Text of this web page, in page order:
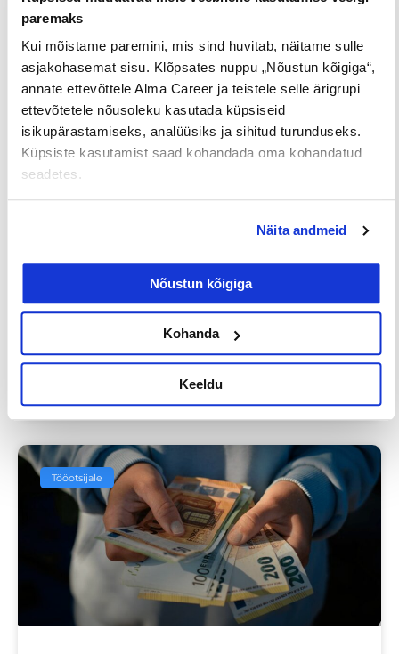
paremaks
Kui mõistame paremini, mis sind huvitab, näitame sulle
asjakohasemat sisu. Klõpsates nuppu „Nõustun kõigiga“,
annate ettevõttele Alma Career ja teistele selle ärigrupi
ettevõtetele nõusoleku kasutada küpsiseid
isikupärastamiseks, analüüsiks ja sihitud turunduseks.
Küpsiste kasutamist saad kohandada oma kohandatud
seadetes.
Näita andmeid
Nõustun kõigiga
Kohanda
Keeldu
Uuringud
Iga neljas eestlane on käinud
vahetuskavatsuseta
23/07/2026
Tööotsijale